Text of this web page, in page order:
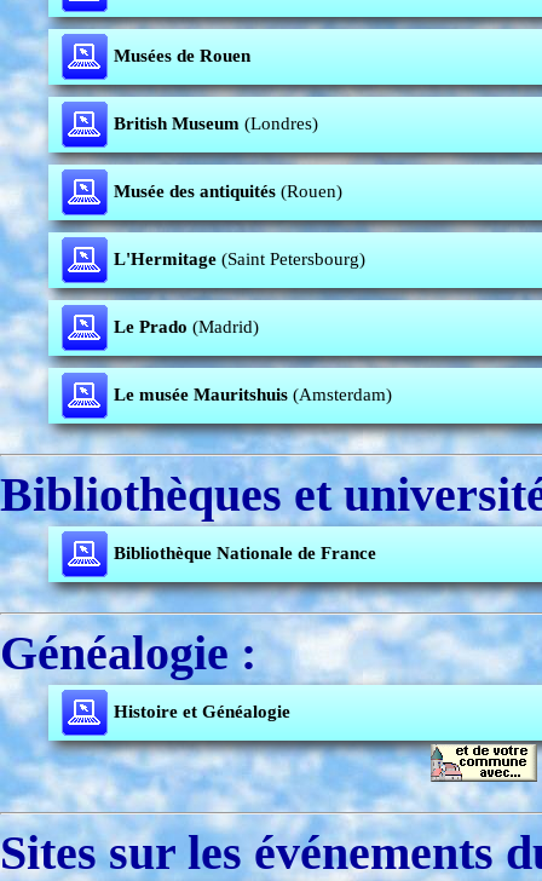
Musées de Rouen
British Museum (Londres)
Musée des antiquités (Rouen)
L'Hermitage (Saint Petersbourg)
Le Prado (Madrid)
Le musée Mauritshuis (Amsterdam)
Bibliothèques et
Bibliothèque Nationale de France
Généalogie :
Histoire et Généalogie
Sites sur les événements